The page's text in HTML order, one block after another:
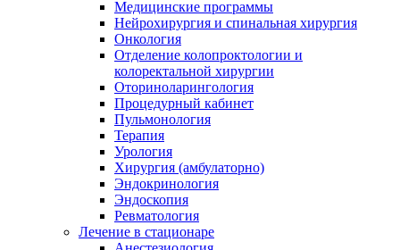
Медицинские программы
Нейрохирургия и спинальная хирургия
Онкология
Отделение колопроктологии и
колоректальной хирургии
Оториноларингология
Процедурный кабинет
Пульмонология
Терапия
Урология
Хирургия (амбулаторно)
Эндокринология
Эндоскопия
Ревматология
Лечение в стационаре